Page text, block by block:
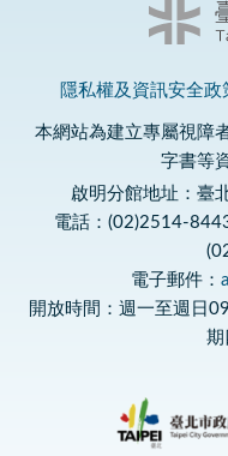
隱私權及資訊安全政
本網站為建立專屬視障
字書等
啟明分館地址：臺
電話：(02)2514-
電子郵件：
開放時間：週一至週日
期